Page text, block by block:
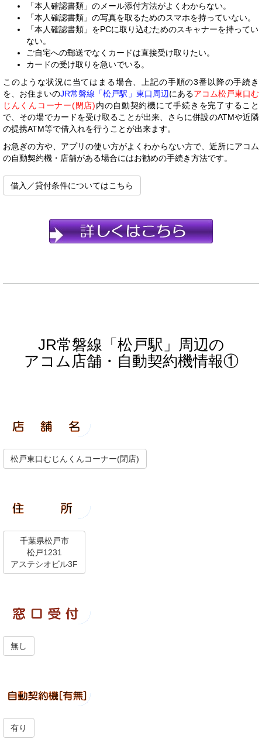
「本人確認書類」のメール添付方法がよくわからない。
「本人確認書類」の写真を取るためのスマホを持っていない。
「本人確認書類」をPCに取り込むためのスキャナーを持ってい
ない。
ご自宅への郵送でなくカードは直接受け取りたい。
カードの受け取りを急いでいる。
このような状況に当てはまる場合、上記の手順の3番以降の手続き
を、お住まいのJR常磐線「松戸駅」東口周辺にあるアコム松戸東口む
じんくんコーナー(閉店)内の自動契約機にて手続きを完了すること
で、その場でカードを受け取ることが出来、さらに併設のATMや近隣
の提携ATM等で借入れを行うことが出来ます。
お急ぎの方や、アプリの使い方がよくわからない方で、近所にアコム
の自動契約機・店舗がある場合にはお勧めの手続き方法です。
借入／貸付条件についてはこちら
JR常磐線「松戸駅」周辺の
アコム店舗・自動契約機情報①
松戸東口むじんくんコーナー(閉店)
千葉県松戸市
松戸1231
アステシオビル3F
無し
有り